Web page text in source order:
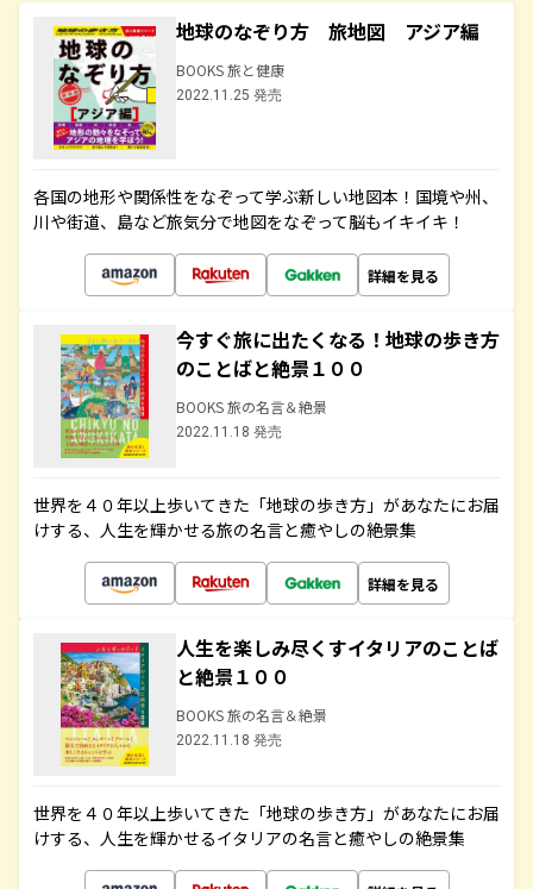
地球のなぞり方 旅地図 アジア編
BOOKS 旅と健康
2022.11.25 発売
各国の地形や関係性をなぞって学ぶ新しい地図本！国境や州、
川や街道、島など旅気分で地図をなぞって脳もイキイキ！
詳細を見る
今すぐ旅に出たくなる！地球の歩き方
のことばと絶景１００
BOOKS 旅の名言＆絶景
2022.11.18 発売
世界を４０年以上歩いてきた「地球の歩き方」があなたにお届
けする、人生を輝かせる旅の名言と癒やしの絶景集
詳細を見る
人生を楽しみ尽くすイタリアのことば
と絶景１００
BOOKS 旅の名言＆絶景
2022.11.18 発売
世界を４０年以上歩いてきた「地球の歩き方」があなたにお届
けする、人生を輝かせるイタリアの名言と癒やしの絶景集